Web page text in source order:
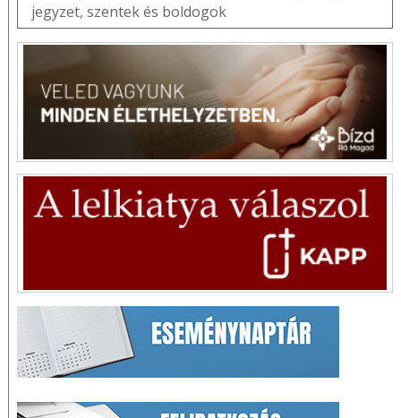
jegyzet, szentek és boldogok